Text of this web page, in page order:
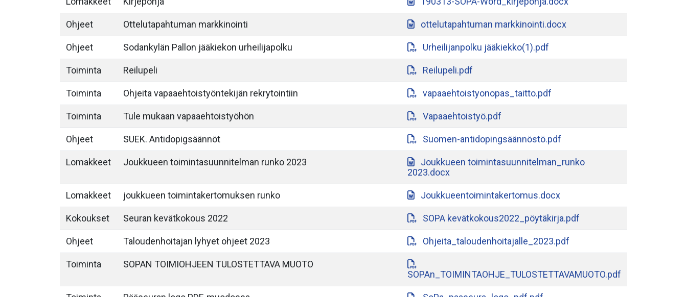
Ohjeet Ottelutapahtuman markkinointi ottelutapahtuman markkinointi.docx
Ohjeet Sodankylän Pallon jääkiekon urheilijapolku Urheilijanpolku jääkiekko(1).pdf
Toiminta Reilupeli Reilupeli.pdf
Toiminta Ohjeita vapaaehtoistyöntekijän rekrytointiin vapaaehtoistyonopas_taitto.pdf
Toiminta Tule mukaan vapaaehtoistyöhön Vapaaehtoistyö.pdf
Ohjeet SUEK. Antidopigsäännöt Suomen-antidopingsäännöstö.pdf
Lomakkeet Joukkueen toimintasuunnitelman runko 2023
Joukkueen toimintasuunnitelman_runko
2023.docx
Lomakkeet joukkueen toimintakertomuksen runko Joukkueentoimintakertomus.docx
Kokoukset Seuran kevätkokous 2022 SOPA kevätkokous2022_pöytäkirja.pdf
Ohjeet Taloudenhoitajan lyhyet ohjeet 2023 Ohjeita_taloudenhoitajalle_2023.pdf
Toiminta
SOPAN TOIMIOHJEEN TULOSTETTAVA MUOTO
SOPAn_TOIMINTAOHJE_TULOSTETTAVAMUOTO.pdf